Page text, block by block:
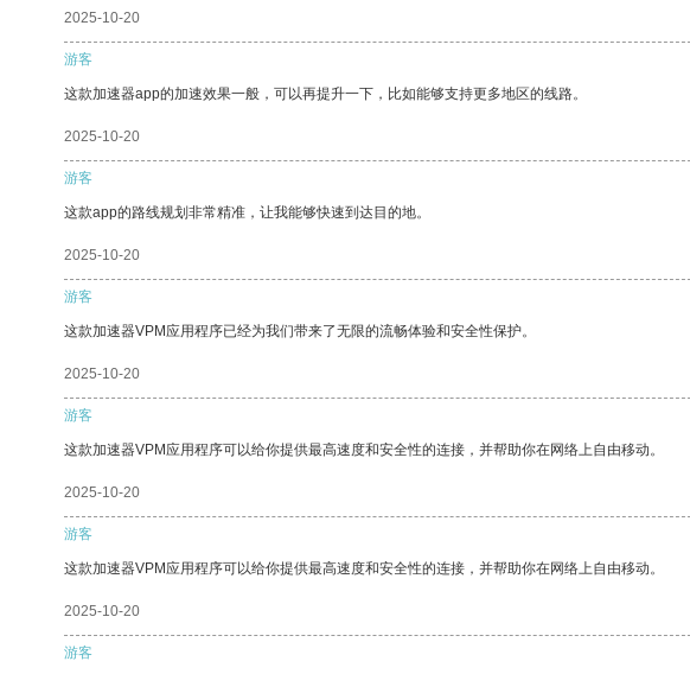
2025-10-20
游客
这款加速器app的加速效果一般，可以再提升一下，比如能够支持更多地区的线路。
2025-10-20
游客
这款app的路线规划非常精准，让我能够快速到达目的地。
2025-10-20
游客
这款加速器VPM应用程序已经为我们带来了无限的流畅体验和安全性保护。
2025-10-20
游客
这款加速器VPM应用程序可以给你提供最高速度和安全性的连接，并帮助你在网络上自由移动。
2025-10-20
游客
这款加速器VPM应用程序可以给你提供最高速度和安全性的连接，并帮助你在网络上自由移动。
2025-10-20
游客